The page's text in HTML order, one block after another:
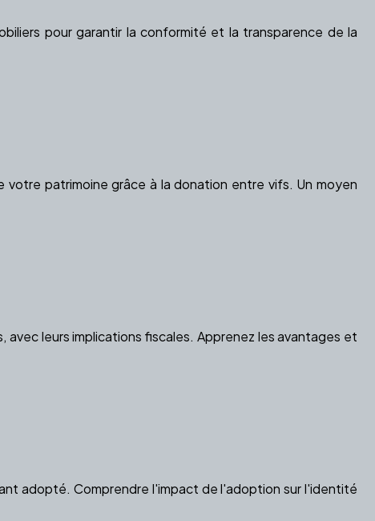
pour garantir la conformité et la transparence de la
patrimoine grâce à la donation entre vifs. Un moyen
leurs implications fiscales. Apprenez les avantages et
adopté. Comprendre l'impact de l'adoption sur l'identité